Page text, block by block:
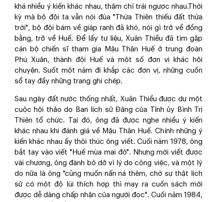
khá nhiều ý kiến khác nhau, thậm chí trái ngược nhau.Thời
kỳ mà bộ đội ta vẫn nói đùa "Thừa Thiên thiếu đất thừa
trời", bộ đội bám về giáp ranh đã khó, nói gì trở về đồng
bằng, trở về Huế. Để lấy tư liệu, Xuân Thiều đã tìm gặp
cán bộ chiến sĩ tham gia Mậu Thân Huế ở trung đoàn
Phú Xuân, thành đội Huế và một số đơn vị khác hỏi
chuyện. Suốt một năm đi khắp các đơn vị, những cuốn
sổ tay đầy những trang ghi chép.
Sau ngày đất nước thống nhất, Xuân Thiều được dự một
cuộc hội thảo do Ban lịch sử Đảng của Tỉnh ủy Bình Trị
Thiên tổ chức. Tại đó, ông đã được nghe nhiều ý kiến
khác nhau khi đánh giá về Mậu Thân Huế. Chính những ý
kiến khác nhau ấy thôi thúc ông viết. Cuối năm 1978, ông
bắt tay vào viết "Huế mùa mai đỏ". Nhưng mới viết được
vài chương, ông đành bỏ dở vì lý do công việc, và một lý
do nữa là ông "cũng muốn nấn ná thêm, chờ sự thật lịch
sử có một độ lùi thích hợp thì may ra cuốn sách mới
được dễ dàng chấp nhận của người đọc". Cuối năm 1984,